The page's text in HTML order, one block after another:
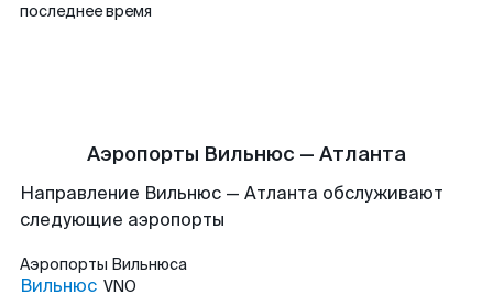
последнее время
Аэропорты Вильнюс — Атланта
Направление Вильнюс — Атланта обслуживают
следующие аэропорты
Аэропорты Вильнюса
Вильнюс VNO